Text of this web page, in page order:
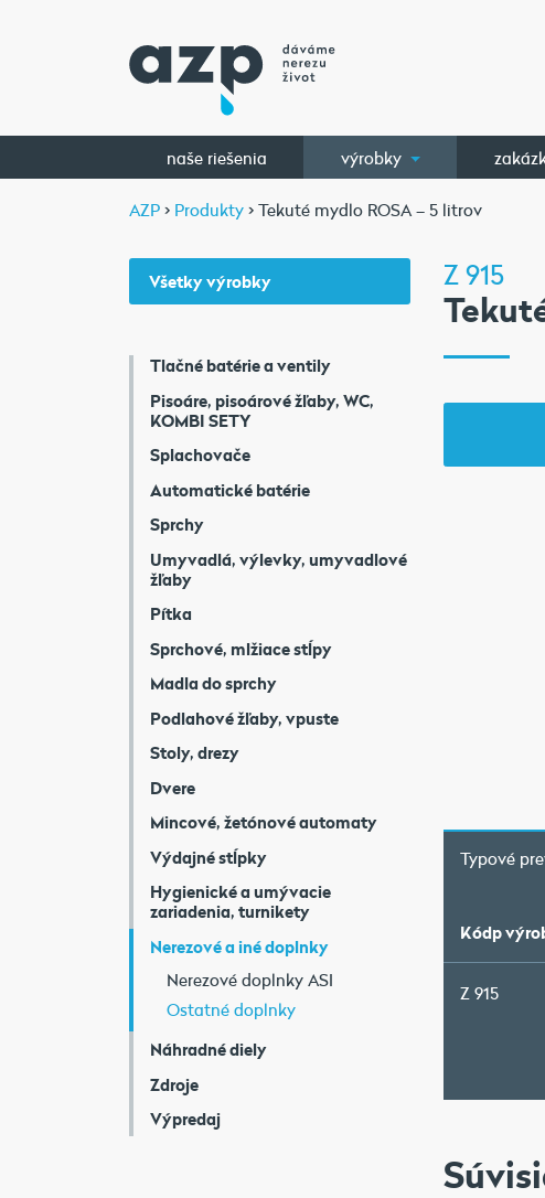
naše riešenia výrobky
AZP > Produkty > Tekuté mydlo ROSA – 5 litrov
Všetky výrobky
Tlačné batérie a ventily
Pisoáre, pisoárové žľaby, WC,
KOMBI SETY
Splachovače
Automatické batérie
Sprchy
Umyvadlá, výlevky, umyvadlové
žľaby
Pítka
Sprchové, mlžiace stĺpy
Madla do sprchy
Podlahové žľaby, vpuste
Stoly, drezy
Dvere
Mincové, žetónové automaty
Výdajné stĺpky
Hygienické a umývacie
zariadenia, turnikety
Nerezové a iné doplnky
Nerezové doplnky ASI
Ostatné doplnky
Náhradné diely
Zdroje
Výpredaj
Z 915
Typové
Kódp
Z 915